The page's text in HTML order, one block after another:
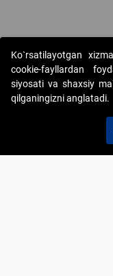
Copyright © 2017-2026.
tashkil etish" AJ.
Ko`rsatilayotgan
cookie-fayllardan
siyosati va shaxsiy
qilganingizni anglatadi.